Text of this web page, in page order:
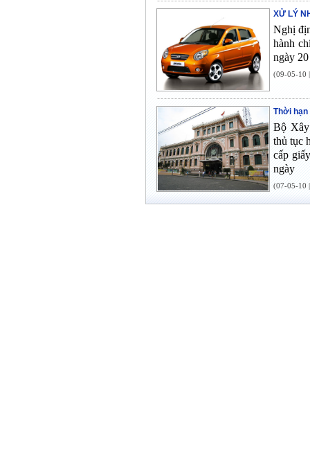
XỬ LÝ
Nghị
hành
ngày
(09-05-10
Thời hạn
Bộ
thủ tục
cấp
ngày
(07-05-10